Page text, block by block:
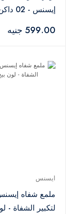
إيسنس - 02
599.00 جنيه
ايسنس
ملمع شفاه
لتكبير الشفاة -